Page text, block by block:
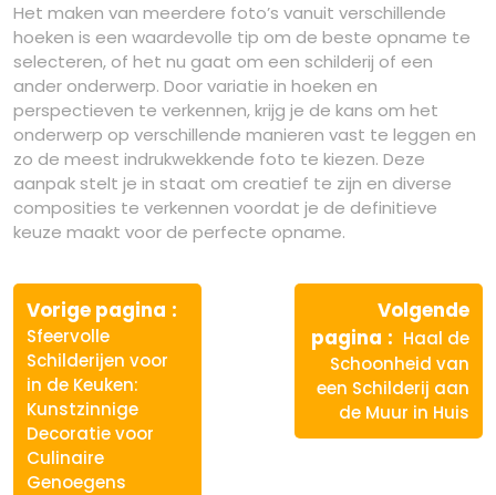
Het maken van meerdere foto’s vanuit verschillende
hoeken is een waardevolle tip om de beste opname te
selecteren, of het nu gaat om een schilderij of een
ander onderwerp. Door variatie in hoeken en
perspectieven te verkennen, krijg je de kans om het
onderwerp op verschillende manieren vast te leggen en
zo de meest indrukwekkende foto te kiezen. Deze
aanpak stelt je in staat om creatief te zijn en diverse
composities te verkennen voordat je de definitieve
keuze maakt voor de perfecte opname.
Berichtnavigatie
Vorige pagina
Sfeervolle
Schilderijen voor
in de Keuken:
Kunstzinnige
Decoratie voor
Culinaire
Genoegens
Volgende
pagina
Volgende
bericht:
Haal de
Schoonheid van
een Schilderij aan
de Muur in Huis